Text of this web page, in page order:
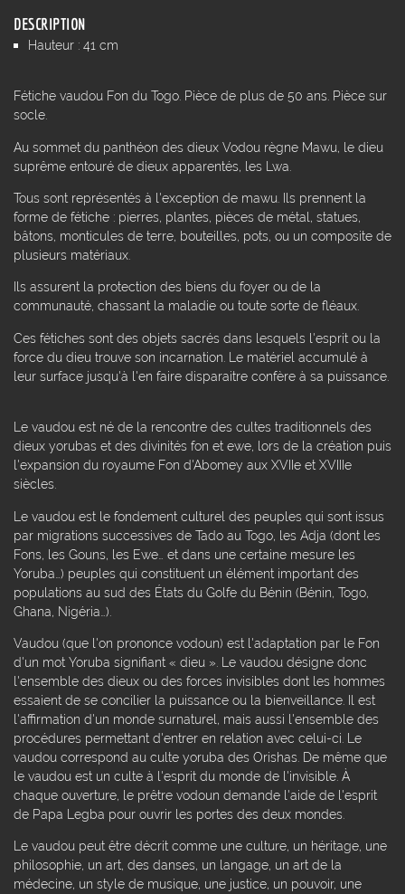
DESCRIPTION
Hauteur : 41 cm
Fétiche vaudou Fon du Togo. Pièce de plus de 50 ans. Pièce sur
socle.
Au sommet du panthéon des dieux Vodou règne Mawu, le dieu
suprême entouré de dieux apparentés, les Lwa.
Tous sont représentés à l'exception de mawu. Ils prennent la
forme de fétiche : pierres, plantes, pièces de métal, statues,
bâtons, monticules de terre, bouteilles, pots, ou un composite de
plusieurs matériaux.
Ils assurent la protection des biens du foyer ou de la
communauté, chassant la maladie ou toute sorte de fléaux.
Ces fétiches sont des objets sacrés dans lesquels l'esprit ou la
force du dieu trouve son incarnation. Le matériel accumulé à
leur surface jusqu'à l'en faire disparaitre confère à sa puissance.
Le vaudou est né de la rencontre des cultes traditionnels des
dieux yorubas et des divinités fon et ewe, lors de la création puis
l'expansion du royaume Fon d'Abomey aux XVIIe et XVIIIe
siècles.
Le vaudou est le fondement culturel des peuples qui sont issus
par migrations successives de Tado au Togo, les Adja (dont les
Fons, les Gouns, les Ewe… et dans une certaine mesure les
Yoruba…) peuples qui constituent un élément important des
populations au sud des États du Golfe du Bénin (Bénin, Togo,
Ghana, Nigéria…).
Vaudou (que l'on prononce vodoun) est l'adaptation par le Fon
d'un mot Yoruba signifiant « dieu ». Le vaudou désigne donc
l'ensemble des dieux ou des forces invisibles dont les hommes
essaient de se concilier la puissance ou la bienveillance. Il est
l'affirmation d'un monde surnaturel, mais aussi l'ensemble des
procédures permettant d'entrer en relation avec celui-ci. Le
vaudou correspond au culte yoruba des Orishas. De même que
le vaudou est un culte à l'esprit du monde de l'invisible. À
chaque ouverture, le prêtre vodoun demande l'aide de l'esprit
de Papa Legba pour ouvrir les portes des deux mondes.
Le vaudou peut être décrit comme une culture, un héritage, une
philosophie, un art, des danses, un langage, un art de la
médecine, un style de musique, une justice, un pouvoir, une